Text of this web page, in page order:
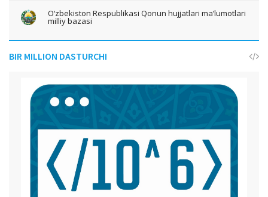
O‘zbekiston Respublikasi Qonun hujjatlari ma’lumotlari
milliy bazasi
BIR MILLION DASTURCHI